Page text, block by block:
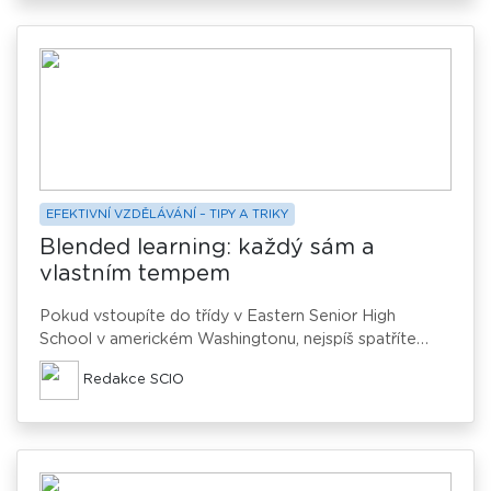
EFEKTIVNÍ VZDĚLÁVÁNÍ – TIPY A TRIKY
Blended learning: každý sám a
vlastním tempem
Pokud vstoupíte do třídy v Eastern Senior High
School v americkém Washingtonu, nejspíš spatříte
neočekávanou scénu. Studenti totiž nesedí klasicky ve
školních lavicích a neposlouchají frontální výuku svého
audio lekcí, kterou pro ně jejich učitel připravil. Každý
sám a každý ve svém vlastním tempu.
Redakce SCIO